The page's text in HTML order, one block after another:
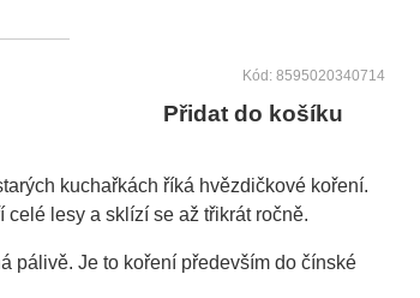
Kód: 8595020340714
Přidat do košíku
kuchařkách říká hvězdičkové koření.
lesy a sklízí se až třikrát ročně.
pálivě. Je to koření především do čínské